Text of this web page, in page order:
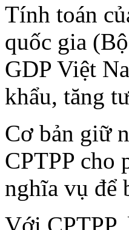
Tính toán
quốc gia
GDP Việt
khẩu, tăng
Cơ bản giữ
CPTPP cho
nghĩa vụ để
Với CPTPP,